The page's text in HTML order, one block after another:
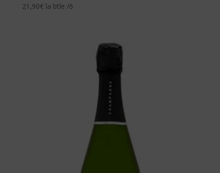
21,90€ la btle /6